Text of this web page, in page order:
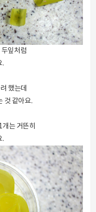
잎처럼
.
했는데
것 같아요.
는 거뜬히
.